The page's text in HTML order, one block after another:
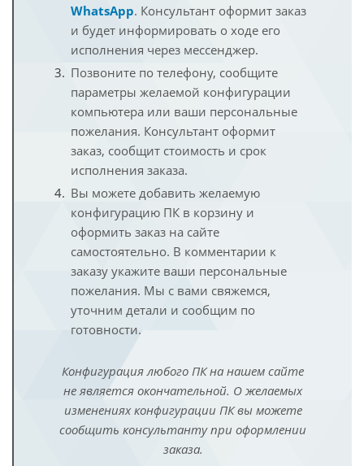
WhatsApp. Консультант оформит заказ
и будет информировать о ходе его
исполнения через мессенджер.
Позвоните по телефону, сообщите
параметры желаемой конфигурации
компьютера или ваши персональные
пожелания. Консультант оформит
заказ, сообщит стоимость и срок
исполнения заказа.
Вы можете добавить желаемую
конфигурацию ПК в корзину и
оформить заказ на сайте
самостоятельно. В комментарии к
заказу укажите ваши персональные
пожелания. Мы с вами свяжемся,
уточним детали и сообщим по
готовности.
Конфигурация любого ПК на нашем сайте
не является окончательной. О желаемых
изменениях конфигурации ПК вы можете
сообщить консультанту при оформлении
заказа.